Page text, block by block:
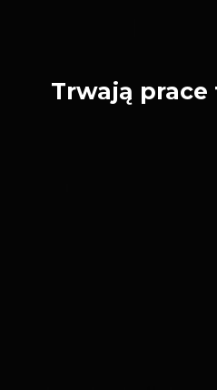
Trwają